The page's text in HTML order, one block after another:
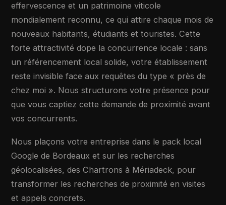
effervescence et un patrimoine viticole
mondialement reconnu, ce qui attire chaque mois de
nouveaux habitants, étudiants et touristes. Cette
forte attractivité dope la concurrence locale : sans
un référencement local solide, votre établissement
reste invisible face aux requêtes du type « près de
chez moi ». Nous structurons votre présence pour
que vous captiez cette demande de proximité avant
vos concurrents.
Nous plaçons votre entreprise dans le pack local
Google de Bordeaux et sur les recherches
géolocalisées, des Chartrons à Mériadeck, pour
transformer les recherches de proximité en visites
et appels concrets.